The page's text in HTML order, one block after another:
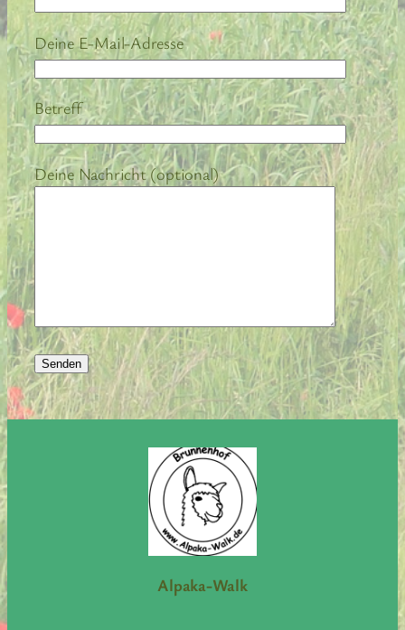
Deine E-Mail-Adresse
Betreff
Deine Nachricht (optional)
Alpaka-Walk